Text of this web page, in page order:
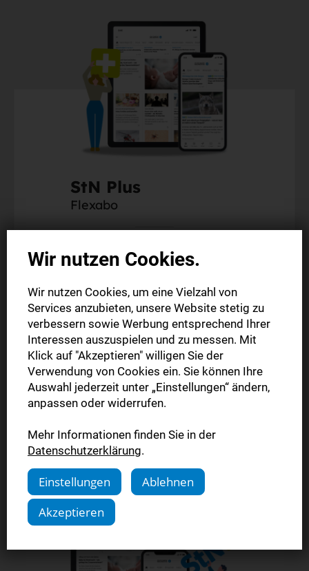
StN Plus
Flexabo
Alle Web-Inhalte der StN-App
Flexibel monatlich kündbar
1 Jahr vierwöchentlich
10,00 €
reduziert
statt 13,00 €
Jetzt bestellen
Wir nutzen Cookies.
Wir nutzen Cookies, um eine Vielzahl von
Services anzubieten, unsere Website stetig zu
verbessern sowie Werbung entsprechend Ihrer
Interessen auszuspielen und zu messen. Mit
Klick auf "Akzeptieren" willigen Sie der
Verwendung von Cookies ein. Sie können Ihre
Auswahl jederzeit unter „Einstellungen“ ändern,
anpassen oder widerrufen.
Mehr Informationen finden Sie in der
Datenschutzerklärung.
Einstellungen
Ablehnen
Akzeptieren